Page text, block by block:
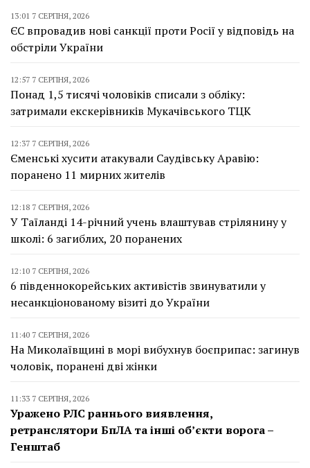
13:01 7 СЕРПНЯ, 2026
ЄС впровадив нові санкції проти Росії у відповідь на
обстріли України
12:57 7 СЕРПНЯ, 2026
Понад 1,5 тисячі чоловіків списали з обліку:
затримали екскерівників Мукачівського ТЦК
12:37 7 СЕРПНЯ, 2026
Єменські хусити атакували Саудівську Аравію:
поранено 11 мирних жителів
12:18 7 СЕРПНЯ, 2026
У Таїланді 14-річний учень влаштував стрілянину у
школі: 6 загиблих, 20 поранених
12:10 7 СЕРПНЯ, 2026
6 південнокорейських активістів звинуватили у
несанкціонованому візиті до України
11:40 7 СЕРПНЯ, 2026
На Миколаївщині в морі вибухнув боєприпас: загинув
чоловік, поранені дві жінки
11:33 7 СЕРПНЯ, 2026
Уражено РЛС раннього виявлення,
ретранслятори БпЛА та інші об’єкти ворога –
Генштаб